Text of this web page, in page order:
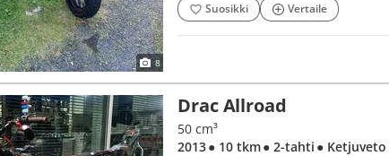
8
Suosikki Vertaile
Drac Allroad
50 cm³
2013● 10 tkm● 2-tahti ● Ketjuveto